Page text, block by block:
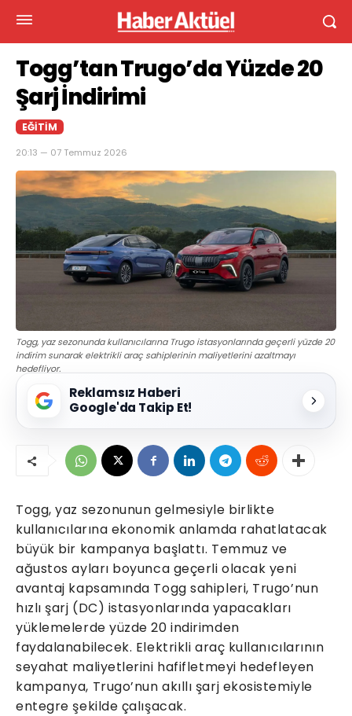
Togg’tan Trugo’da Yüzde 20
Şarj İndirimi
EĞITIM
20:13 — 07 Temmuz 2026
Togg, yaz sezonunda kullanıcılarına Trugo istasyonlarında geçerli yüzde 20
indirim sunarak elektrikli araç sahiplerinin maliyetlerini azaltmayı
hedefliyor.
Reklamsız Haberi
Google'da Takip Et!
Togg, yaz sezonunun gelmesiyle birlikte
kullanıcılarına ekonomik anlamda rahatlatacak
büyük bir kampanya başlattı. Temmuz ve
ağustos ayları boyunca geçerli olacak yeni
avantaj kapsamında Togg sahipleri, Trugo’nun
hızlı şarj (DC) istasyonlarında yapacakları
yüklemelerde yüzde 20 indirimden
faydalanabilecek. Elektrikli araç kullanıcılarının
seyahat maliyetlerini hafifletmeyi hedefleyen
kampanya, Trugo’nun akıllı şarj ekosistemiyle
entegre şekilde çalışacak.